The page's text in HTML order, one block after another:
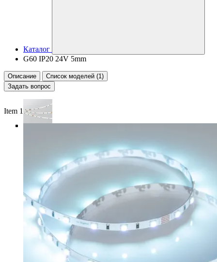
Каталог
G60 IP20 24V 5mm
Описание
Список моделей (1)
Задать вопрос
Item 1 of 6